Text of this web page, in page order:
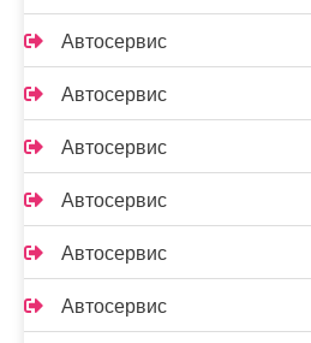
Автосервис
Автосервис
Автосервис
Автосервис
Автосервис
Автосервис